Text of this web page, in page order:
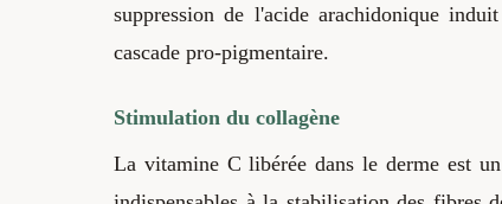
suppression de l'acide arachidonique
cascade pro-pigmentaire.
Stimulation du collagène
La vitamine C libérée dans le derme est